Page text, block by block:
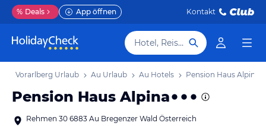
% Deals App öffnen Kontakt
Hotel, Reiseziel
Vorarlberg Urlaub Au Urlaub Au Hotels Pension Haus Alpina
Pension Haus Alpina
Rehmen 30 6883 Au Bregenzer Wald Österreich